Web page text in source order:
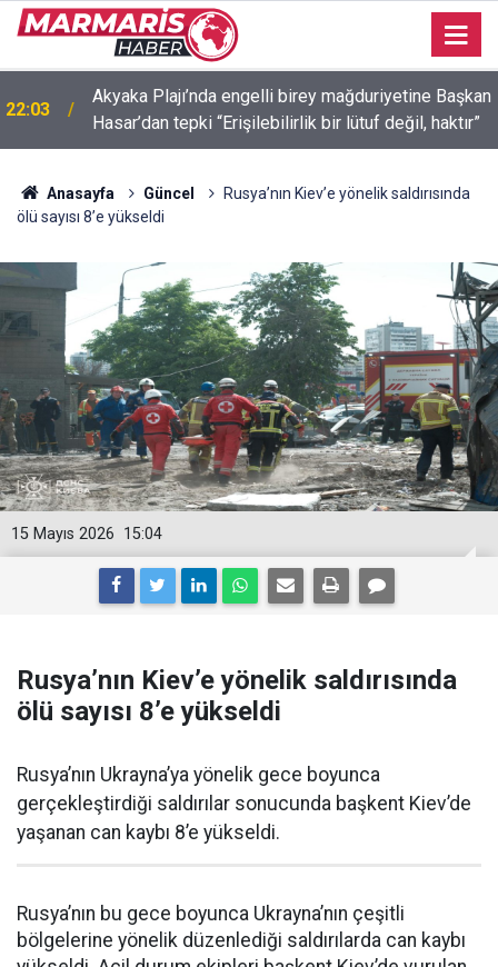
22:03
Akyaka Plajı’nda engelli birey mağduriyetine Başkan
Hasar’dan tepki “Erişilebilirlik bir lütuf değil, haktır”
21:58
İçmeler’de denize kanalizasyon aktı “Yeşilimiz gitti,
mavimiz gitmesin! ”
Anasayfa Güncel
Rusya’nın Kiev’e yönelik saldırısında
ölü sayısı 8’e yükseldi
15:04
15 Mayıs 2026
Rusya’nın Kiev’e yönelik saldırısında
ölü sayısı 8’e yükseldi
Rusya’nın Ukrayna’ya yönelik gece boyunca
gerçekleştirdiği saldırılar sonucunda başkent Kiev’de
yaşanan can kaybı 8’e yükseldi.
Rusya’nın bu gece boyunca Ukrayna’nın çeşitli
bölgelerine yönelik düzenlediği saldırılarda can kaybı